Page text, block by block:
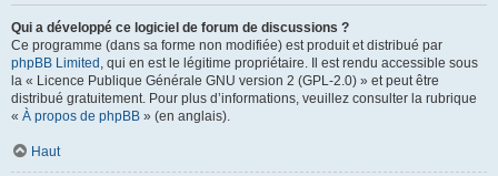
Qui a développé ce logiciel de forum de discussions ?
Ce programme (dans sa forme non modifiée) est produit et distribué par
phpBB Limited , qui en est le légitime propriétaire. Il est rendu accessible sous
la « Licence Publique Générale GNU version 2 (GPL-2.0) » et peut être
distribué gratuitement. Pour plus d’informations, veuillez consulter la rubrique
« À propos de phpBB » (en anglais).
Haut